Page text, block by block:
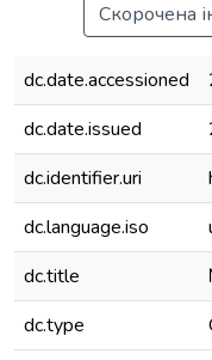
Скорочена
dc.date.accessioned
dc.date.issued
dc.identifier.uri
dc.language.iso
dc.title
dc.type